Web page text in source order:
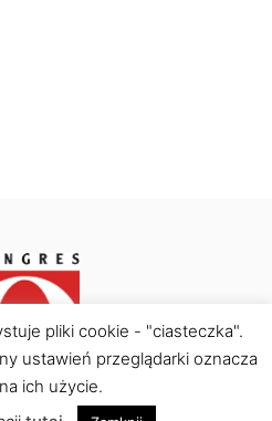
Copyright 2026. All rights
pliki cookie - "ciasteczka".
ustawień przeglądarki oznacza
ich użycie.